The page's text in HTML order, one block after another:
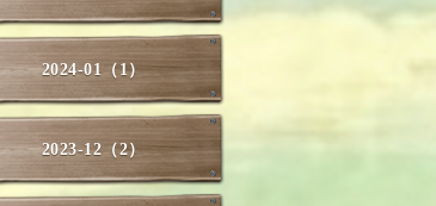
2024-01（1）
2023-12（2）